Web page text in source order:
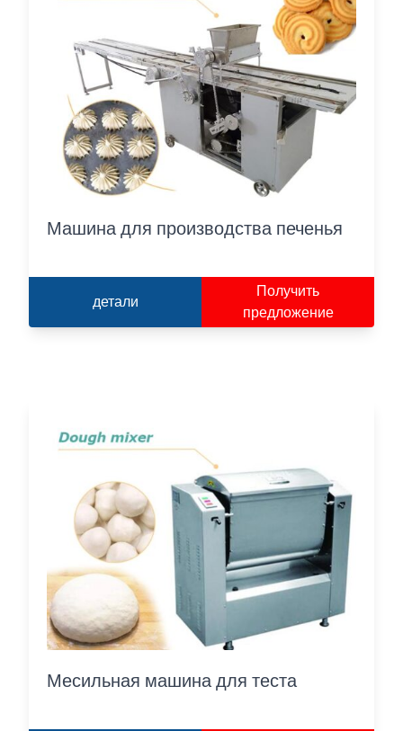
Машина для производства печенья
детали
Получить
предложение
Месильная машина для теста